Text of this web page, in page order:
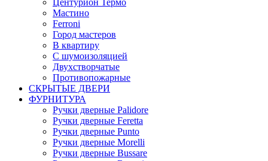
Мастино
Ferroni
Город мастеров
В квартиру
С шумоизоляцией
Двухстворчатые
Противопожарные
СКРЫТЫЕ ДВЕРИ
ФУРНИТУРА
Ручки дверные Palidore
Ручки дверные Feretta
Ручки дверные Punto
Ручки дверные Morelli
Ручки дверные Bussare